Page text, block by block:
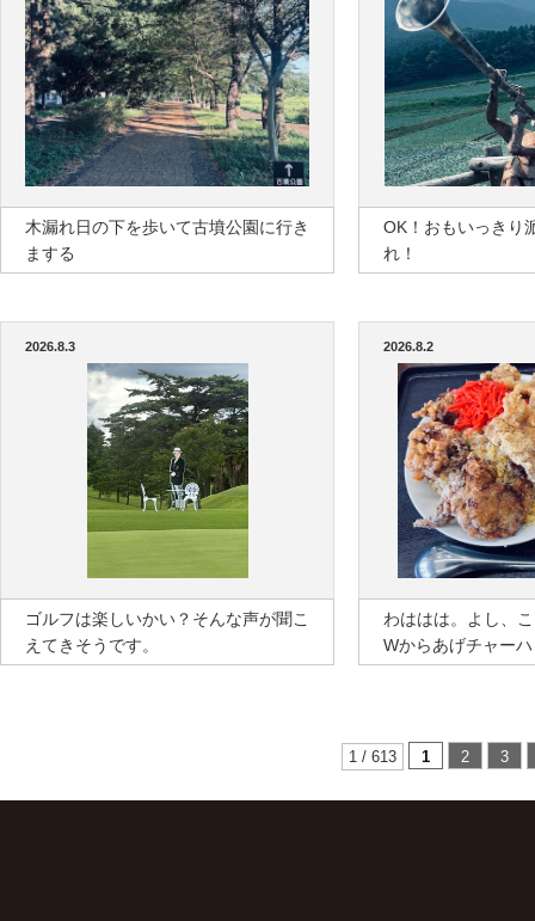
木漏れ日の下を歩いて古墳公園に行き
まする
OK！おもいっきり
れ！
2026.8.3
ゴルフは楽しいかい？そんな声が聞こ
えてきそうです。
2026.8.2
わははは。よし、
Wからあげチャー
1 / 613 1 2 3